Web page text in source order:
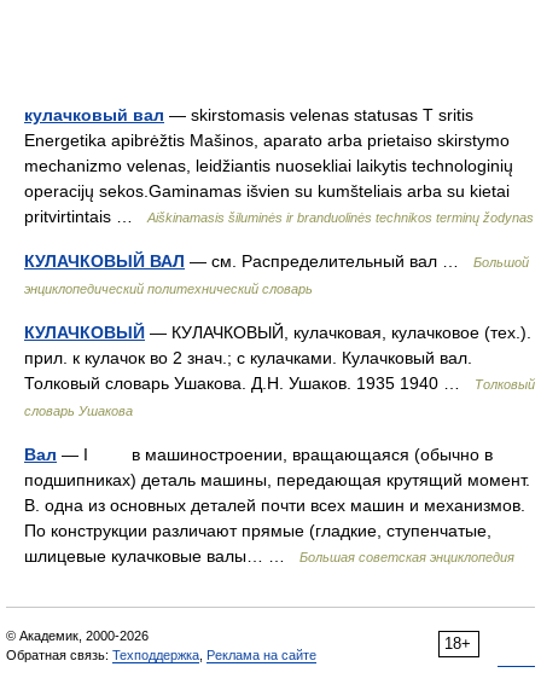
кулачковый вал — skirstomasis velenas statusas T sritis
Energetika apibrėžtis Mašinos, aparato arba prietaiso skirstymo
mechanizmo velenas, leidžiantis nuosekliai laikytis technologinių
operacijų sekos.Gaminamas išvien su kumšteliais arba su kietai
pritvirtintais …
Aiškinamasis šiluminės ir branduolinės technikos terminų žodynas
КУЛАЧКОВЫЙ ВАЛ — см. Распределительный вал …
Большой
энциклопедический политехнический словарь
КУЛАЧКОВЫЙ — КУЛАЧКОВЫЙ, кулачковая, кулачковое (тех.).
прил. к кулачок во 2 знач.; с кулачками. Кулачковый вал.
Толковый словарь Ушакова. Д.Н. Ушаков. 1935 1940 …
Толковый
словарь Ушакова
Вал — I в машиностроении, вращающаяся (обычно в
подшипниках) деталь машины, передающая крутящий момент.
В. одна из основных деталей почти всех машин и механизмов.
По конструкции различают прямые (гладкие, ступенчатые,
шлицевые кулачковые валы… …
Большая советская энциклопедия
18+
© Академик, 2000-2026
Обратная связь: Техподдержка Реклама на сайте